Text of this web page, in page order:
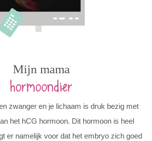
Mijn mama
hormoondier
zwanger en je lichaam is druk bezig met
het hCG hormoon. Dit hormoon is heel
er namelijk voor dat het embryo zich goed